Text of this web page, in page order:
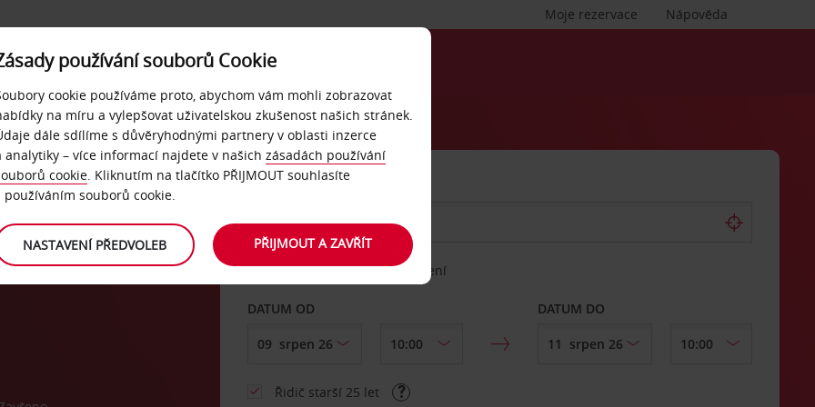
Nápověda
Moje rezervace
NAŠE SLUŽBY FIREMNÍ ZÁKAZNÍCI
St
Vyberte si jiné místo vrácení
DATUM OD DATUM DO
Řidič starší 25 let
používání souborů Cookie
cookie používáme proto, abychom vám mohli zobrazovat
na míru a vylepšovat uživatelskou zkušenost našich stránek.
dále sdílíme s důvěryhodnými partnery v oblasti inzerce
analytiky – více informací najdete v našich zásadách používání
cookie. Kliknutím na tlačítko PŘIJMOUT souhlasíte
používáním souborů cookie.
NASTAVENÍ PŘEDVOLEB PŘIJMOUT A ZAVŘÍT